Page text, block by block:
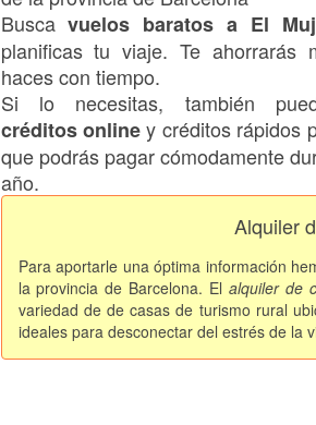
Buscavuelos baratos a El
planificas tu viaje. Te ahorrarás
haces con tiempo.
Si lo necesitas, también
créditos onliney créditos rápidos
que podrás pagar cómodamente
año.
Alquiler
Para aportarle una óptima información
la provincia de Barcelona. Elalquiler de
variedad de de casas de turismo rural
ideales para desconectar del estrés de la